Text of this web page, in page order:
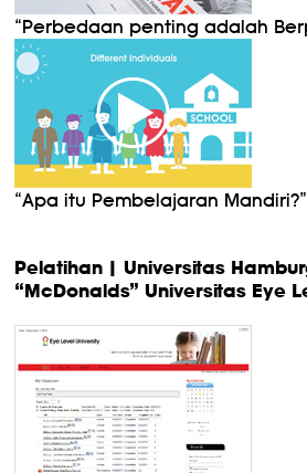
“Perbedaan penting adalah
“Apa itu Pembelajaran Mandiri?”
Pelatihan | Universitas
“McDonalds” Universitas Eye